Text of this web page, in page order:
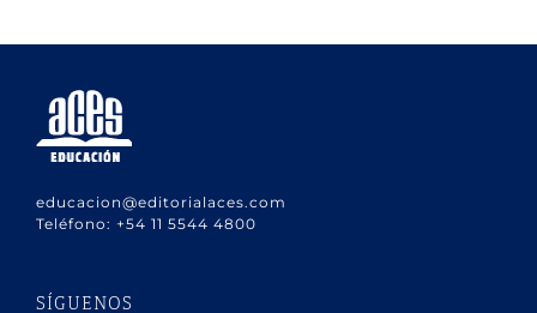
educacion@editorialaces.com
Teléfono: +54 11 5544 4800
SÍGUENOS